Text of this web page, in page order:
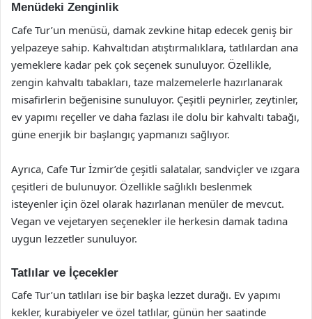
Menüdeki Zenginlik
Cafe Tur’un menüsü, damak zevkine hitap edecek geniş bir
yelpazeye sahip. Kahvaltıdan atıştırmalıklara, tatlılardan ana
yemeklere kadar pek çok seçenek sunuluyor. Özellikle,
zengin kahvaltı tabakları, taze malzemelerle hazırlanarak
misafirlerin beğenisine sunuluyor. Çeşitli peynirler, zeytinler,
ev yapımı reçeller ve daha fazlası ile dolu bir kahvaltı tabağı,
güne enerjik bir başlangıç yapmanızı sağlıyor.
Ayrıca, Cafe Tur İzmir’de çeşitli salatalar, sandviçler ve ızgara
çeşitleri de bulunuyor. Özellikle sağlıklı beslenmek
isteyenler için özel olarak hazırlanan menüler de mevcut.
Vegan ve vejetaryen seçenekler ile herkesin damak tadına
uygun lezzetler sunuluyor.
Tatlılar ve İçecekler
Cafe Tur’un tatlıları ise bir başka lezzet durağı. Ev yapımı
kekler, kurabiyeler ve özel tatlılar, günün her saatinde